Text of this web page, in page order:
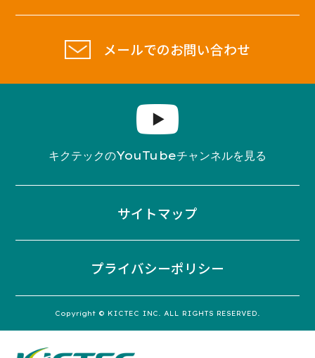
メールでのお問い合わせ
キクテックのYouTubeチャンネルを見る
サイトマップ
プライバシーポリシー
Copyright © KICTEC INC. ALL RIGHTS RESERVED.